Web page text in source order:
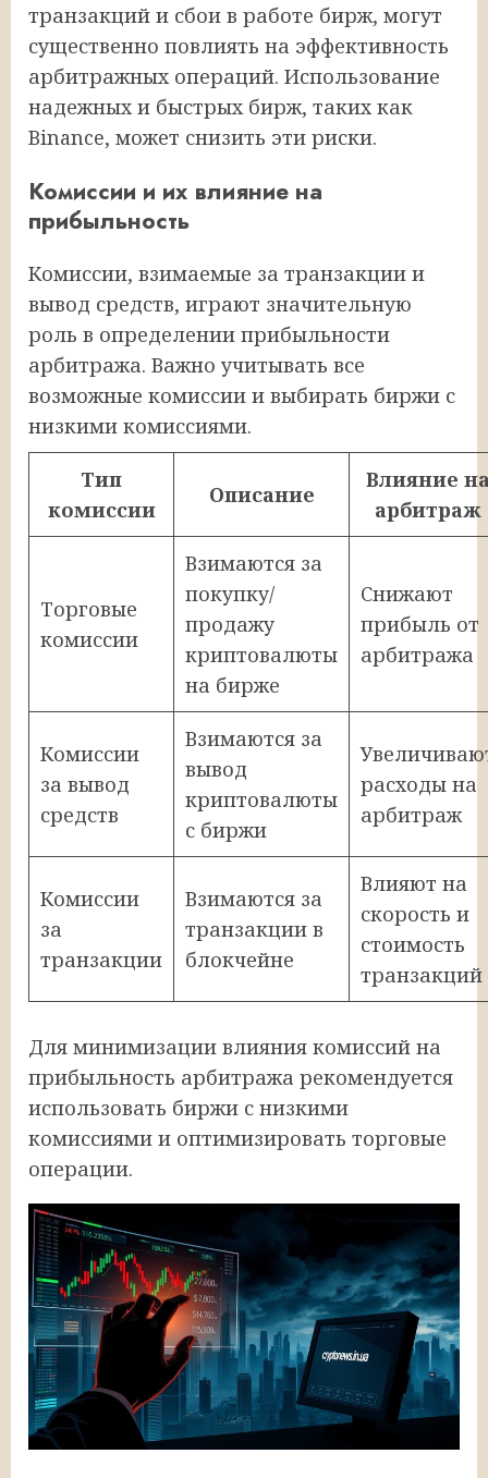
транзакций и сбои в работе бирж, могут
существенно повлиять на эффективность
арбитражных операций. Использование
надежных и быстрых бирж, таких как
Binance, может снизить эти риски.
Комиссии и их влияние на
прибыльность
Комиссии, взимаемые за транзакции и
вывод средств, играют значительную
роль в определении прибыльности
арбитража. Важно учитывать все
возможные комиссии и выбирать биржи с
низкими комиссиями.
Тип
комиссии
Описание
Влияние
арбитраж
Торговые
комиссии
Взимаются за
покупку/
продажу
криптовалюты
на бирже
Снижают
прибыль от
арбитража
Комиссии
за вывод
средств
Взимаются за
вывод
криптовалюты
с биржи
расходы на
арбитраж
Комиссии
за
транзакции
Взимаются за
транзакции в
блокчейне
Влияют на
скорость и
стоимость
транзакций
Для минимизации влияния комиссий на
прибыльность арбитража рекомендуется
использовать биржи с низкими
комиссиями и оптимизировать торговые
операции.